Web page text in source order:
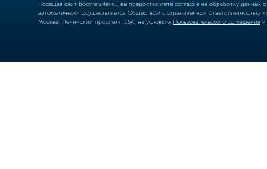
Посещая сайт boomstarter.ru , вы предоставляете согласие на обработку
автоматически осуществляется Обществом с ограниченной
Москва, Ленинский проспект, 15А) на условиях Пользовательского соглашения и